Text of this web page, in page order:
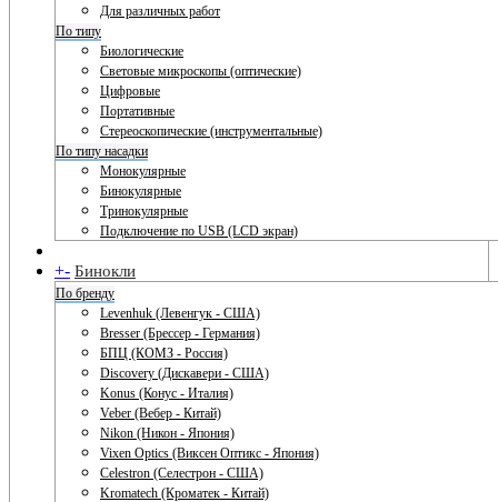
Для различных работ
По типу
Биологические
Световые микроскопы (оптические)
Цифровые
Портативные
Стереоскопические (инструментальные)
По типу насадки
Монокулярные
Бинокулярные
Тринокулярные
Подключение по USB (LCD экран)
+- Бинокли
По бренду
Levenhuk (Левенгук - США)
Bresser (Брессер - Германия)
БПЦ (КОМЗ - Россия)
Discovery (Дискавери - США)
Konus (Конус - Италия)
Veber (Вебер - Китай)
Nikon (Никон - Япония)
Vixen Optics (Виксен Оптикс - Япония)
Celestron (Селестрон - США)
Kromatech (Кроматек - Китай)